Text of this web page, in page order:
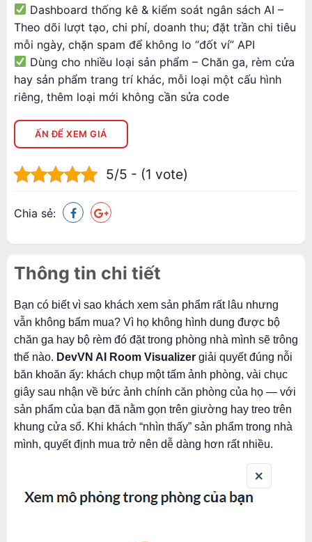
Dashboard thống kê & kiểm soát ngân sách AI –
Theo dõi lượt tạo, chi phí, doanh thu; đặt trần chi tiêu
mỗi ngày, chặn spam để không lo “đốt ví” API
Dùng cho nhiều loại sản phẩm – Chăn ga, rèm cửa
hay sản phẩm trang trí khác, mỗi loại một cấu hình
riêng, thêm loại mới không cần sửa code
ẤN ĐỂ XEM GIÁ
5/5 - (1 vote)
Chia sẻ:
Thông tin chi tiết
Bạn có biết vì sao khách xem sản phẩm rất lâu nhưng
vẫn không bấm mua? Vì họ không hình dung được bộ
chăn ga hay bộ rèm đó đặt trong phòng nhà mình sẽ trông
thế nào. DevVN AI Room Visualizer giải quyết đúng nỗi
băn khoăn ấy: khách chụp một tấm ảnh phòng, vài chục
giây sau nhận về bức ảnh chính căn phòng của họ — với
sản phẩm của bạn đã nằm gọn trên giường hay treo trên
khung cửa sổ. Khi khách “nhìn thấy” sản phẩm trong nhà
mình, quyết định mua trở nên dễ dàng hơn rất nhiều.